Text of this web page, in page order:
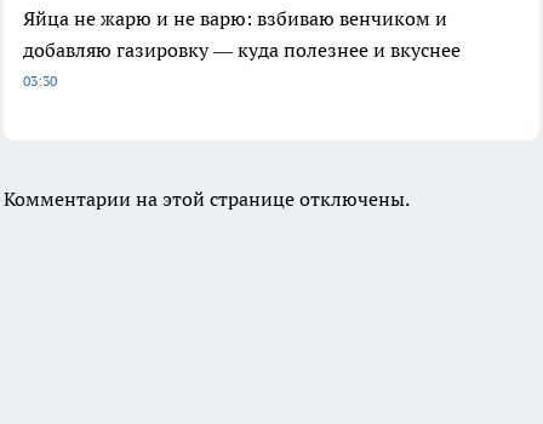
Яйца не жарю и не варю: взбиваю венчиком и
добавляю газировку — куда полезнее и вкуснее
03:30
Комментарии на этой странице отключены.